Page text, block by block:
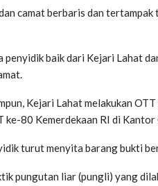
camat berbaris dan
baik dari Kejari Lahat
Kejari Lahat melakukan
80 Kemerdekaan RI di
turut menyita barang bukti
pungutan liar (pungli) yang